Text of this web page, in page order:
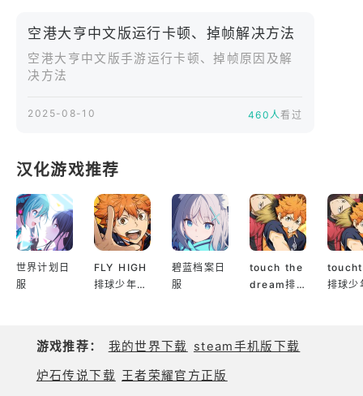
每日任务包括保障 10 架航班准点起降、处理 3 起旅
客投诉、商铺营收达 5 万元，完成后可获得扩建材料
与金币。挑战模式中，需在雷雨天气下协调 6 架备降
将中转旅客比例提升至 30%，解锁国际航线权限。不
都会让游戏变得更好。
空港大亨中文版运行卡顿、掉帧解决方法
空港大亨中文版手游运行卡顿、掉帧原因及解
决方法
2025-08-10 460人看过
汉化游戏推荐
世界计划日
服
FLY HIGH
排球少年日
碧蓝档案日
服
touch the
dream排
排球少
游戏推荐： 我的世界下载 steam手机版下载
炉石传说下载 王者荣耀官方正版